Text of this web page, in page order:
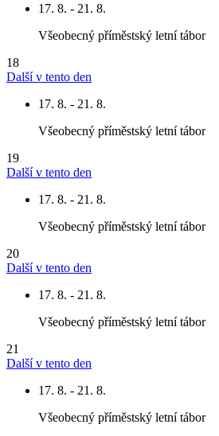
17. 8. - 21. 8.
Všeobecný příměstský letní tábor
18
Další v tento den
17. 8. - 21. 8.
Všeobecný příměstský letní tábor
19
Další v tento den
17. 8. - 21. 8.
Všeobecný příměstský letní tábor
20
Další v tento den
17. 8. - 21. 8.
Všeobecný příměstský letní tábor
21
Další v tento den
17. 8. - 21. 8.
Všeobecný příměstský letní tábor